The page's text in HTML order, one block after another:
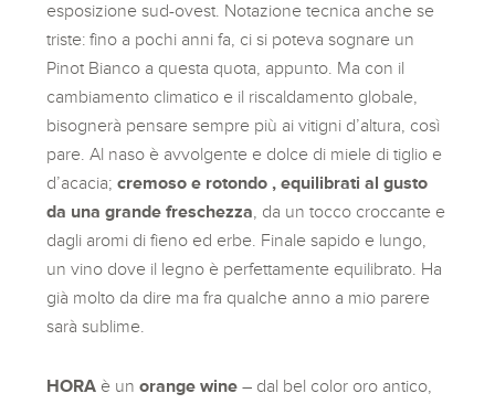
esposizione sud-ovest. Notazione tecnica anche se
triste: fino a pochi anni fa, ci si poteva sognare un
Pinot Bianco a questa quota, appunto. Ma con il
cambiamento climatico e il riscaldamento globale,
bisognerà pensare sempre più ai vitigni d’altura, così
pare. Al naso è avvolgente e dolce di miele di tiglio e
d’acacia;cremoso e rotondo , equilibrati al gusto
da una grande freschezza , da un tocco croccante e
dagli aromi di fieno ed erbe. Finale sapido e lungo,
un vino dove il legno è perfettamente equilibrato. Ha
già molto da dire ma fra qualche anno a mio parere
sarà sublime.
HORA è unorange wine– dal bel color oro antico,